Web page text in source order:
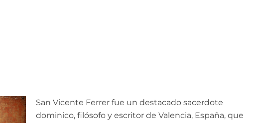
San Vicente Ferrer fue un destacado sacerdote
dominico, filósofo y escritor de Valencia, España, que